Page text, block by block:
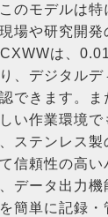
のモデルは
場や研究開
は、
、デジタル
できます。
い作業環境で
ステンレス製
信頼性の高
データ出力
簡単に記録